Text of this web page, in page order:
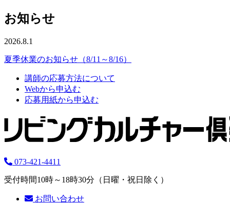
お知らせ
2026.8.1
夏季休業のお知らせ（8/11～8/16）
講師の応募方法について
Webから申込む
応募用紙から申込む
073-421-4411
受付時間10時～18時30分（日曜・祝日除く）
お問い合わせ